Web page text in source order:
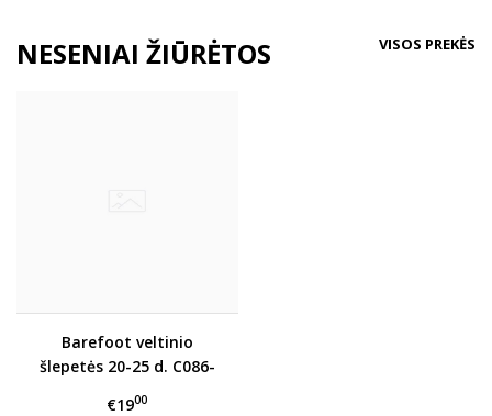
NESENIAI ŽIŪRĖTOS VISOS PREKĖS
Barefoot veltinio
šlepetės 20-25 d. C086-
€1900